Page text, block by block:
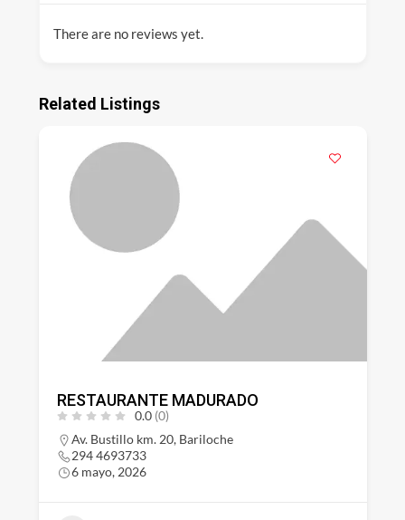
There are no reviews yet.
Related Listings
RESTAURANTE MADURADO
0.0 (0)
Av. Bustillo km. 20, Bariloche
294 4693733
6 mayo, 2026